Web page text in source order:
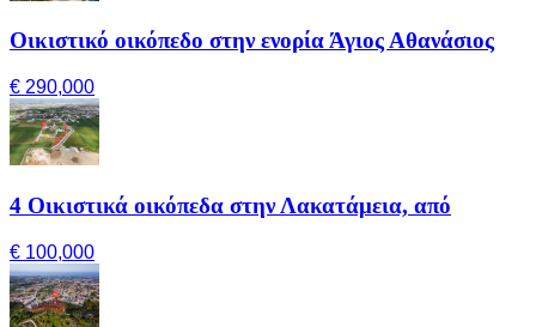
Οικιστικό οικόπεδο στην ενορία Άγιος Αθανάσιος
€ 290,000
4 Οικιστικά οικόπεδα στην Λακατάμεια, από
€ 100,000